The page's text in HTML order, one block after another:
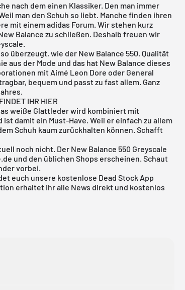
nach dem einen Klassiker. Den man immer
man den Schuh so liebt. Manche finden ihren
mit einemadidas Forum. Wir stehen kurz
Balance zu schließen. Deshalb freuen wir
überzeugt, wie der New Balance 550. Qualität
aus der Mode und das hat New Balance dieses
mit Aimé Leon Dore oder General
bequem und passt zu fast allem. Ganz
IHR HIER
weiße Glattleder wird kombiniert mit
damit ein Must-Have. Weil er einfach zu allem
Schuh kaum zurückhalten können. Schafft
noch nicht. Der New Balance 550 Greyscale
und den üblichen Shops erscheinen. Schaut
vorbei.
euch unsere kostenlose Dead Stock App
erhaltet ihr alle News direkt und kostenlos